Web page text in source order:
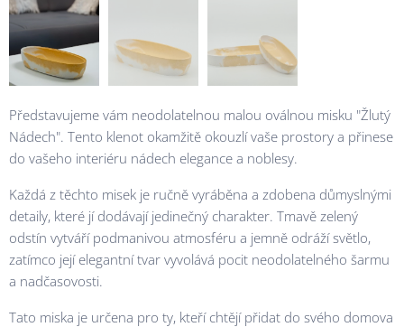
Představujeme vám neodolatelnou malou oválnou misku "Žlutý
Nádech". Tento klenot okamžitě okouzlí vaše prostory a přinese
do vašeho interiéru nádech elegance a noblesy.
Každá z těchto misek je ručně vyráběna a zdobena důmyslnými
detaily, které jí dodávají jedinečný charakter. Tmavě zelený
odstín vytváří podmanivou atmosféru a jemně odráží světlo,
zatímco její elegantní tvar vyvolává pocit neodolatelného šarmu
a nadčasovosti.
Tato miska je určena pro ty, kteří chtějí přidat do svého domova